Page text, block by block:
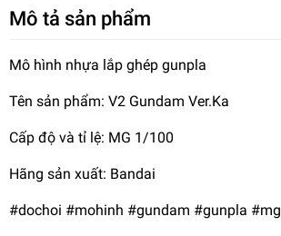
Mô tả sản phẩm
Mô hình nhựa lắp ghép gunpla
Tên sản phẩm: V2 Gundam Ver.Ka
Cấp độ và tỉ lệ: MG 1/100
Hãng sản xuất: Bandai
#dochoi #mohinh #gundam #gunpla #mg